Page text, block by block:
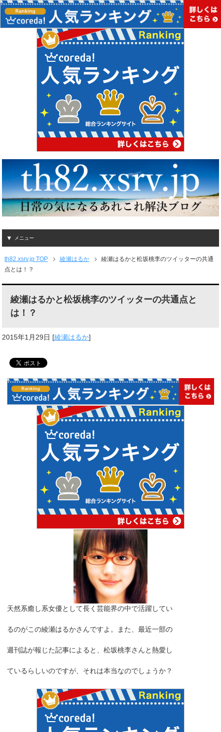
メニュー
th82.xsrv.jp TOP 綾瀬はるか
綾瀬はるかと松坂桃李のツイッターの共通
点とは！？
綾瀬はるかと松坂桃李のツイッターの共通点と
は！？
2015年1月29日 [綾瀬はるか]
天然系癒し系女優として長く芸能界の中で活躍してい
るのがこの綾瀬はるかさんですよ。また、最近一部の
週刊誌が報じた記事によると、松坂桃李さんと熱愛し
ているらしいのですが、それは本当なのでしょうか？